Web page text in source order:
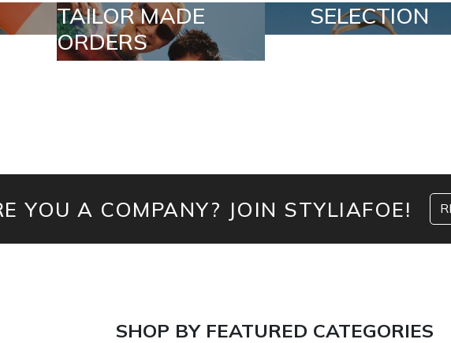
MADE
SELECTION
YOU A COMPANY? JOIN STYLIAFOE!
SHOP BY FEATURED CATEGORIES